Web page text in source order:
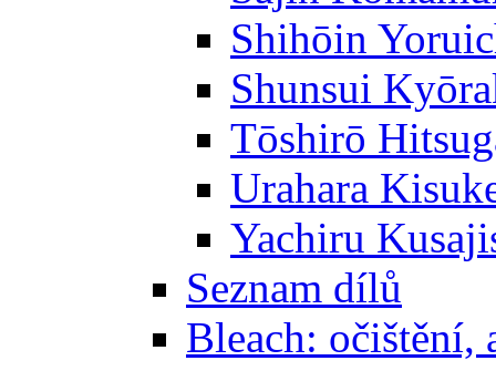
Shihōin
Shunsui
Tōshirō
Urahara
Yachiru
Seznam dílů
Bleach: očištění,